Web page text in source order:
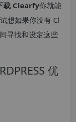
载 Clearfy你就能
想如果你没有 Cl
寻找和设定这些
优